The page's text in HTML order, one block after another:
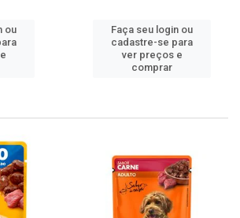
ou
Faça seu login ou
cadastre-se para
ver preços e
comprar